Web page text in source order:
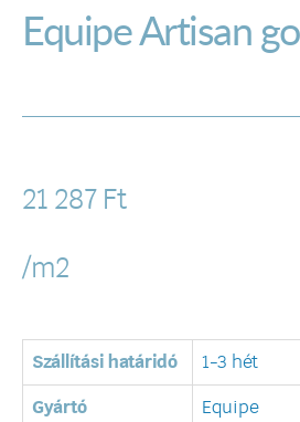
Equipe Artisan
21 287 Ft
/m2
Szállítási határidó 1-3 hét
Gyártó Equipe